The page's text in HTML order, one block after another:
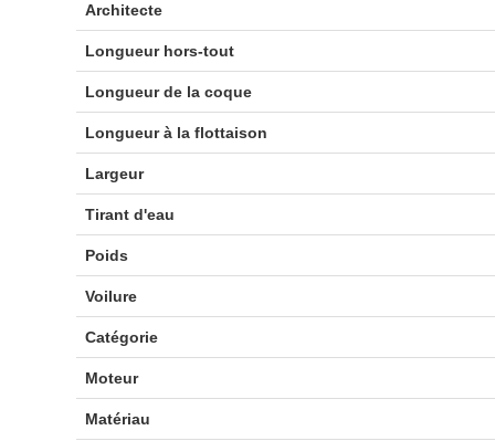
Architecte
Longueur hors-tout
Longueur de la coque
Longueur à la flottaison
Largeur
Tirant d'eau
Poids
Voilure
Catégorie
Moteur
Matériau